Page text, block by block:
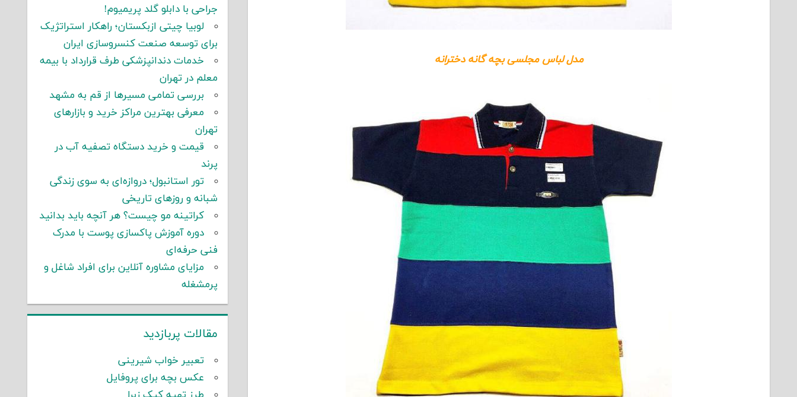
مدل لباس مجلسی بچه گانه دخترانه
جراحی با دابلو گلد پریمیوم!
لوبیا چیتی ازبکستان؛ راهکار استراتژیک
برای توسعه صنعت کنسروسازی ایران
خدمات دندانپزشکی طرف قرارداد با بیمه
معلم در تهران
بررسی تمامی مسیرها از قم به مشهد
معرفی بهترین مراکز خرید و بازارهای
تهران
قیمت و خرید دستگاه تصفیه آب در
پرند
تور استانبول؛ دروازه‌ای به سوی زندگی
شبانه و روزهای تاریخی
کراتینه مو چیست؟ هر آنچه باید بدانید
دوره آموزش پاکسازی پوست با مدرک
فنی حرفه‌ای
مزایای مشاوره آنلاین برای افراد شاغل و
پرمشغله
مقالات پربازدید
تعبیر خواب شیرینی
عکس بچه برای پروفایل